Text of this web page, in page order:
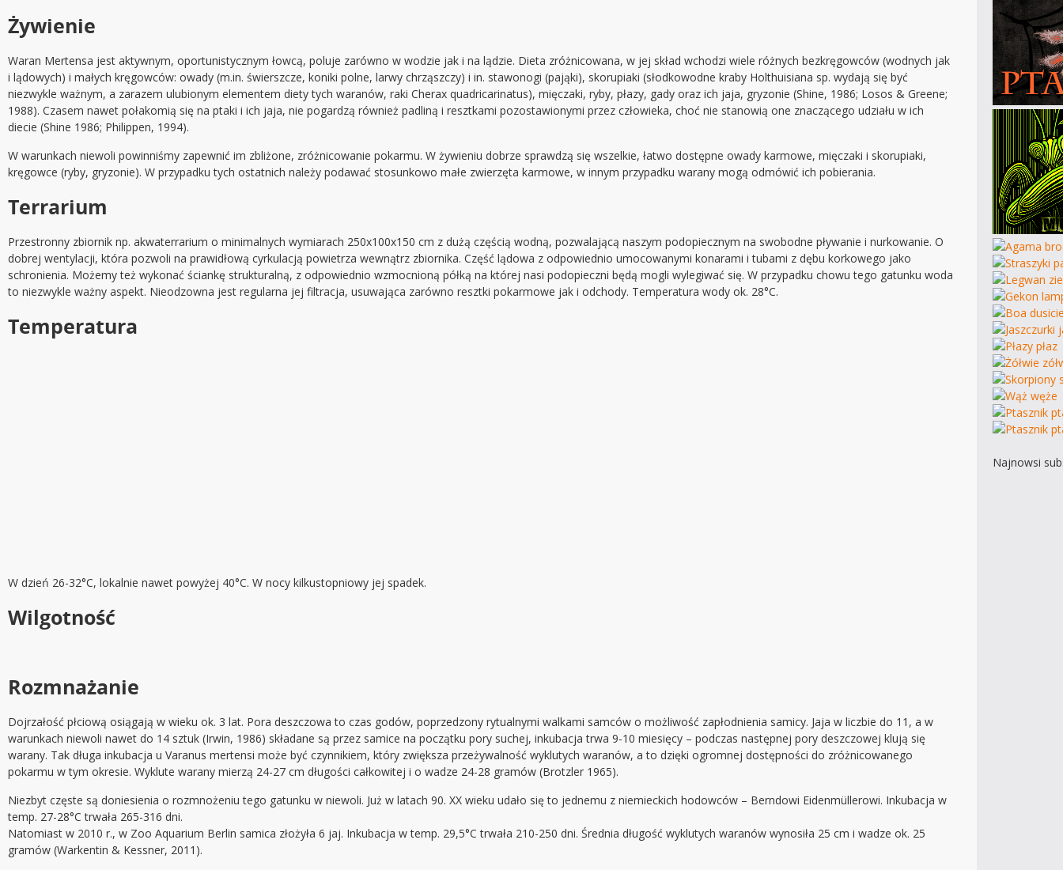
Żywienie
Waran Mertensa jest aktywnym, oportunistycznym łowcą, poluje zarówno w wodzie jak i na lądzie. Dieta zróżnicowana, w jej skład wchodzi wiele różnych bezkręgowców (wodnych jak
i lądowych) i małych kręgowców: owady (m.in. świerszcze, koniki polne, larwy chrząszczy) i in. stawonogi (pająki), skorupiaki (słodkowodne kraby Holthuisiana sp. wydają się być
niezwykle ważnym, a zarazem ulubionym elementem diety tych waranów, raki Cherax quadricarinatus), mięczaki, ryby, płazy, gady oraz ich jaja, gryzonie (Shine, 1986; Losos & Greene;
1988). Czasem nawet połakomią się na ptaki i ich jaja, nie pogardzą również padliną i resztkami pozostawionymi przez człowieka, choć nie stanowią one znaczącego udziału w ich
diecie (Shine 1986; Philippen, 1994).
W warunkach niewoli powinniśmy zapewnić im zbliżone, zróżnicowanie pokarmu. W żywieniu dobrze sprawdzą się wszelkie, łatwo dostępne owady karmowe, mięczaki i skorupiaki,
kręgowce (ryby, gryzonie). W przypadku tych ostatnich należy podawać stosunkowo małe zwierzęta karmowe, w innym przypadku warany mogą odmówić ich pobierania.
Terrarium
Przestronny zbiornik np. akwaterrarium o minimalnych wymiarach 250x100x150 cm z dużą częścią wodną, pozwalającą naszym podopiecznym na swobodne pływanie i nurkowanie. O
dobrej wentylacji, która pozwoli na prawidłową cyrkulacją powietrza wewnątrz zbiornika. Część lądowa z odpowiednio umocowanymi konarami i tubami z dębu korkowego jako
schronienia. Możemy też wykonać ściankę strukturalną, z odpowiednio wzmocnioną półką na której nasi podopieczni będą mogli wylegiwać się. W przypadku chowu tego gatunku woda
to niezwykle ważny aspekt. Nieodzowna jest regularna jej filtracja, usuwająca zarówno resztki pokarmowe jak i odchody. Temperatura wody ok. 28°C.
Temperatura
W dzień 26-32°C, lokalnie nawet powyżej 40°C. W nocy kilkustopniowy jej spadek.
Wilgotność
Rozmnażanie
Dojrzałość płciową osiągają w wieku ok. 3 lat. Pora deszczowa to czas godów, poprzedzony rytualnymi walkami samców o możliwość zapłodnienia samicy. Jaja w liczbie do 11, a w
warunkach niewoli nawet do 14 sztuk (Irwin, 1986) składane są przez samice na początku pory suchej, inkubacja trwa 9-10 miesięcy – podczas następnej pory deszczowej klują się
warany. Tak długa inkubacja u Varanus mertensi może być czynnikiem, który zwiększa przeżywalność wyklutych waranów, a to dzięki ogromnej dostępności do zróżnicowanego
pokarmu w tym okresie. Wyklute warany mierzą 24-27 cm długości całkowitej i o wadze 24-28 gramów (Brotzler 1965).
Niezbyt częste są doniesienia o rozmnożeniu tego gatunku w niewoli. Już w latach 90. XX wieku udało się to jednemu z niemieckich hodowców – Berndowi Eidenmüllerowi. Inkubacja w
temp. 27-28°C trwała 265-316 dni.
Natomiast w 2010 r., w Zoo Aquarium Berlin samica złożyła 6 jaj. Inkubacja w temp. 29,5°C trwała 210-250 dni. Średnia długość wyklutych waranów wynosiła 25 cm i wadze ok. 25
gramów (Warkentin & Kessner, 2011).
Najnowsi